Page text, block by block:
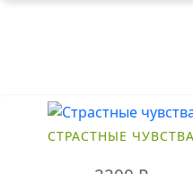
СТРАСТНЫЕ ЧУВСТВА